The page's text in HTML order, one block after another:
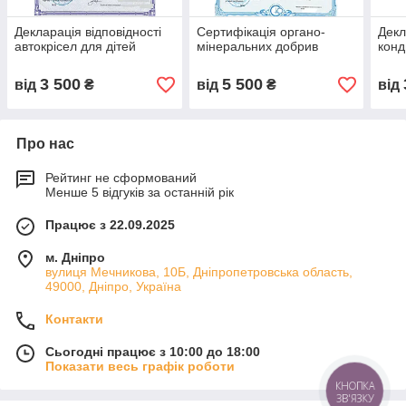
Декларація відповідності
автокрісел для дітей
від 3 500 ₴
Сертифікація органо-
мінеральних добрив
від 5 500₴ від
Про нас
Рейтинг не сформований
Менше 5 відгуків за останній рік
Працює з 22.09.2025
м. Дніпро
вулиця Мечникова, 10Б, Дніпропетровська область,
49000, Дніпро, Україна
Контакти
Сьогодні працює з 10:00 до 18:00
Показати весь графік роботи
КНОПКА
ЗВ'ЯЗКУ